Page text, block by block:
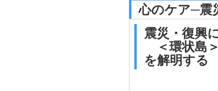
心のケア─震
震災・復興
＜環状島
を解明する